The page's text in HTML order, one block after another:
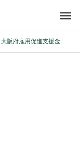
大阪府雇用促進支援金について｜新たな雇用に最大25万円支給も！